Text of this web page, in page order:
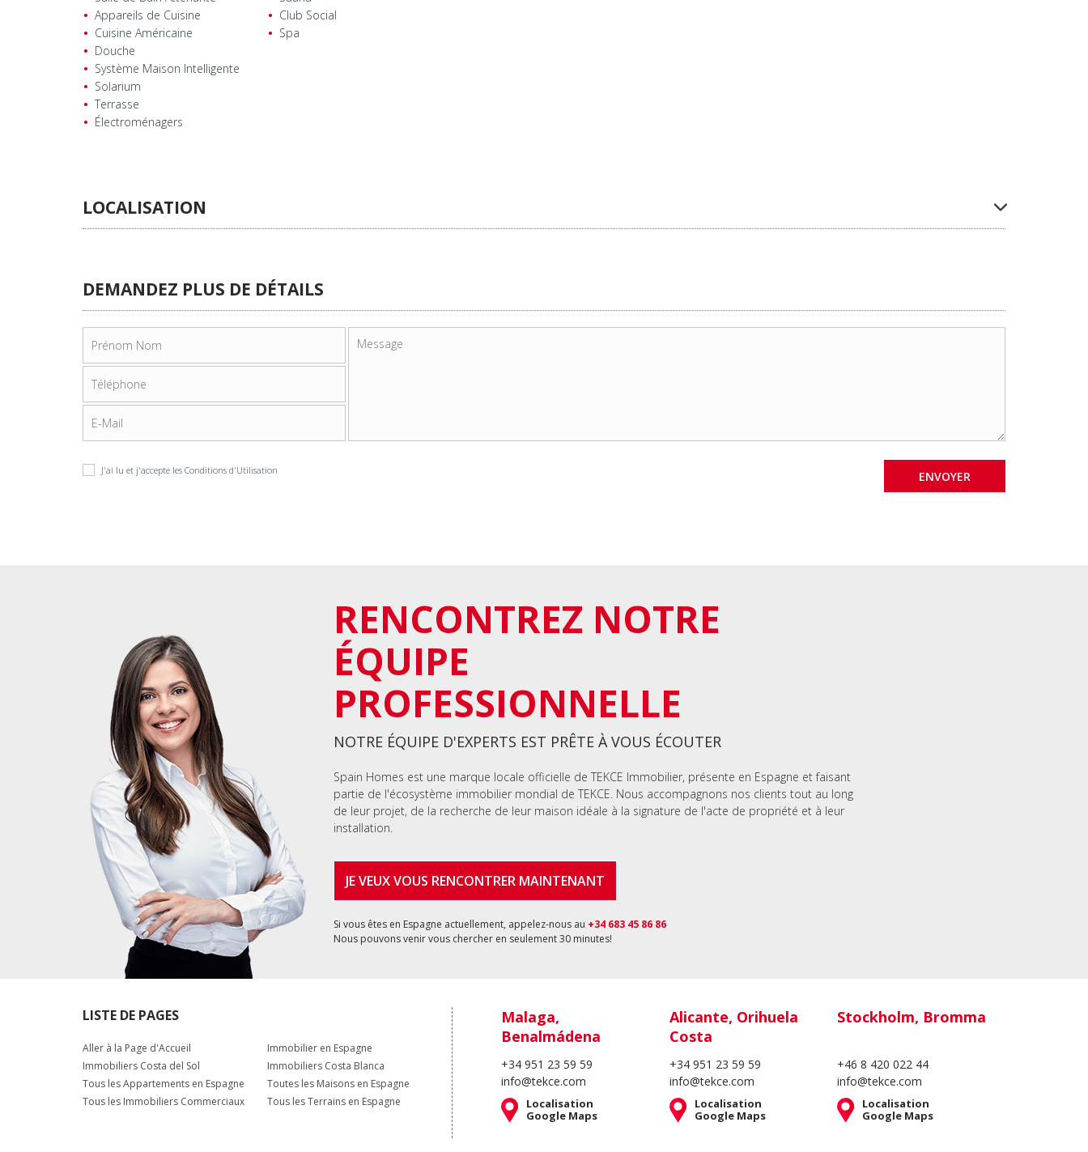
Appareils de Cuisine
Cuisine Américaine
Douche
Système Maison Intelligente
Solarium
Terrasse
Électroménagers
Club Social
Spa
LOCALISATION
DEMANDEZ PLUS DE DÉTAILS
J'ai lu et j'accepte les Conditions d'Utilisation
RENCONTREZ NOTRE
ÉQUIPE
PROFESSIONNELLE
NOTRE ÉQUIPE D'EXPERTS EST PRÊTE À VOUS ÉCOUTER
Spain Homes est une marque locale officielle de TEKCE Immobilier, présente en Espagne et faisant
partie de l'écosystème immobilier mondial de TEKCE. Nous accompagnons nos clients tout au long
de leur projet, de la recherche de leur maison idéale à la signature de l'acte de propriété et à leur
installation.
JE VEUX VOUS RENCONTRER MAINTENANT
Si vous êtes en Espagne actuellement, appelez-nous au +34 683 45 86 86
Nous pouvons venir vous chercher en seulement 30 minutes!
LISTE DE PAGES
Aller à la Page d'Accueil
Immobilier en Espagne
Immobiliers Costa del Sol
Immobiliers Costa Blanca
Tous les Appartements en Espagne
Toutes les Maisons en Espagne
Tous les Immobiliers Commerciaux
Tous les Terrains en Espagne
Malaga,
Benalmádena
+34 951 23 59 59
info@tekce.com
Localisation
Google Maps
Alicante, Orihuela
Costa
+34 951 23 59 59
info@tekce.com
Localisation
Google Maps
Stockholm, Bromma
+46 8 420 022 44
info@tekce.com
Localisation
Google Maps